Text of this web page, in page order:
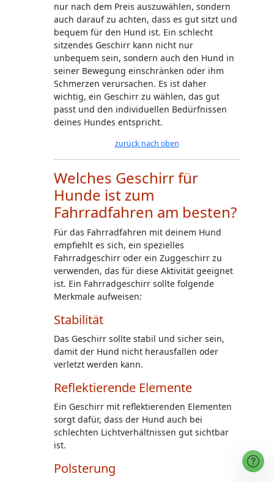
nur nach dem Preis auszuwählen, sondern
auch darauf zu achten, dass es gut sitzt und
bequem für den Hund ist. Ein schlecht
sitzendes Geschirr kann nicht nur
unbequem sein, sondern auch den Hund in
seiner Bewegung einschränken oder ihm
Schmerzen verursachen. Es ist daher
wichtig, ein Geschirr zu wählen, das gut
passt und den individuellen Bedürfnissen
deines Hundes entspricht.
zurück nach oben
Welches Geschirr für
Hunde ist zum
Fahrradfahren am besten?
Für das Fahrradfahren mit deinem Hund
empfiehlt es sich, ein spezielles
Fahrradgeschirr oder ein Zuggeschirr zu
verwenden, das für diese Aktivität geeignet
ist. Ein Fahrradgeschirr sollte folgende
Merkmale aufweisen:
Stabilität
Das Geschirr sollte stabil und sicher sein,
damit der Hund nicht herausfallen oder
verletzt werden kann.
Reflektierende Elemente
Ein Geschirr mit reflektierenden Elementen
sorgt dafür, dass der Hund auch bei
schlechten Lichtverhältnissen gut sichtbar
ist.
Polsterung